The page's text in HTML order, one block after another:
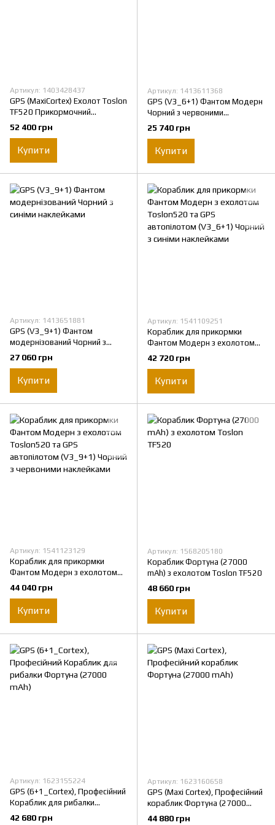
Артикул: 1403428437
GPS (MaxiCortex) Ехолот Toslon
TF520 Прикормочний
кораблик Фурія Шторм
52 400 грн
Купити
Артикул: 1413611368
GPS (V3_6+1) Фантом Модерн
Чорний з червоними
наклейками
25 740 грн
Купити
Артикул: 1413651881
GPS (V3_9+1) Фантом
модернізований Чорний з
синіми наклейками
27 060 грн
Купити
Артикул: 1541109251
Кораблик для прикормки
Фантом Модерн з ехолотом
Toslon520 та GPS автопілотом
(V3_6+1) Чорний з синіми
наклейками
42 720 грн
Купити
Артикул: 1541123129
Кораблик для прикормки
Фантом Модерн з ехолотом
Toslon520 та GPS автопілотом
(V3_9+1) Чорний з червоними
наклейками
44 040 грн
Купити
Артикул: 1568205180
Кораблик Фортуна (27000
mAh) з ехолотом Toslon TF520
48 660 грн
Купити
Артикул: 1623155224
GPS (6+1_Cortex), Професійний
Кораблик для рибалки
Фортуна (27000 mAh)
42 680 грн
Артикул: 1623160658
GPS (Maxi Cortex), Професійний
кораблик Фортуна (27000
mAh)
44 880 грн